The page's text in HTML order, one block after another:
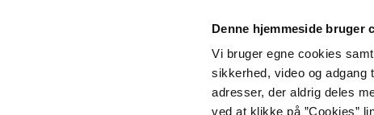
Denne hjemmeside bruger
Vi bruger egne cookies
sikkerhed, video og adgang
adresser, der aldrig deles
ved at klikke på ”Cookies”